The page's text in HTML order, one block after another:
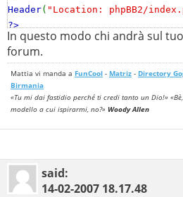
Header( "Location: phpBB2/
?>
In questo modo chi andrà sul
forum.
Mattia vi manda a FunCool - Matriz - Directory
Birmania
«Tu mi dai fastidio perché ti credi tanto un Dio!»
modello a cui ispirarmi, no?» Woody Allen
said:
14-02-2007 18.17.48